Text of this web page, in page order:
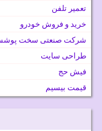
تعمیر تلفن
خرید و فروش خودرو
شرکت صنعتی سخت
طراحی سایت
فیش حج
قیمت بیسیم